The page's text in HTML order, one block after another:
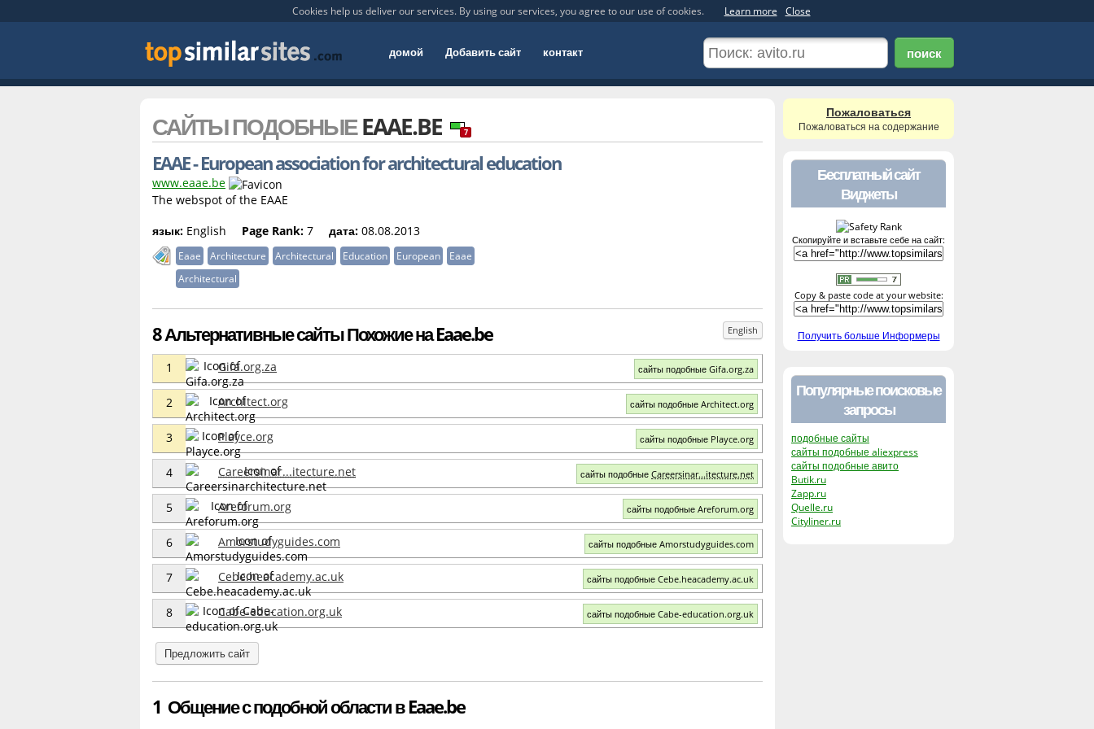
Cookies help us deliver our services. By using our services, you agree to our use of cookies. Learn more Close
домой Добавить сайт контакт поиск
САЙТЫ ПОДОБНЫЕEAAE.BE 7
EAAE - European association for architectural education
www.eaae.be
The webspot of the EAAE
язык: English Page Rank: 7 дата: 08.08.2013
Eaae Architecture Architectural Education European
Eaae
Architectural
8 Альтернативные сайты Похожие на Eaae.be English
1 Gifa.org.za сайты подобные Gifa.org.za
2 Architect.org сайты подобные Architect.org
3 Playce.org сайты подобные Playce.org
4 Careersinar...itecture.net сайты подобные Careersinar...itecture.net
5 Areforum.org сайты подобные Areforum.org
6 Amorstudyguides.com сайты подобные Amorstudyguides.com
7 Cebe.heacademy.ac.uk сайты подобные Cebe.heacademy.ac.uk
8 Cabe-education.org.uk сайты подобные Cabe-education.org.uk
Предложить сайт
1 Общение с подобной области в Eaae.be
Пожаловаться
Пожаловаться на содержание
Бесплатный сайт
Виджеты
Скопируйте и вставьте себе на сайт:
Copy & paste code at your website:
Получить больше Информеры
Популярные поисковые
запросы
подобные сайты
сайты подобные aliexpress
сайты подобные авито
Butik.ru
Zapp.ru
Quelle.ru
Cityliner.ru